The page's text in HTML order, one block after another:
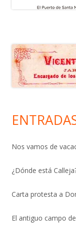
Nos vamos de
¿Dónde está
Carta protesta a
El antiguo campo